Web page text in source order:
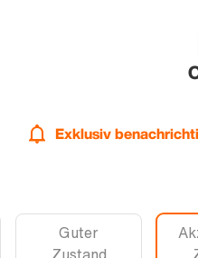
Exklusiv
Guter